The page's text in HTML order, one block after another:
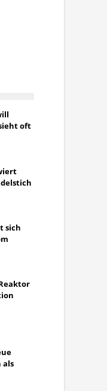
oft
sich
als